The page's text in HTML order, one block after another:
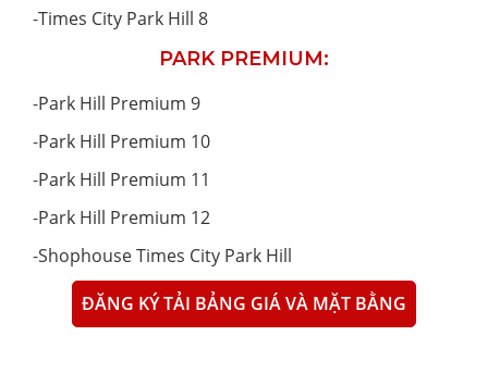
-Times City Park Hill 8
PARK PREMIUM:
-Park Hill Premium 9
-Park Hill Premium 10
-Park Hill Premium 11
-Park Hill Premium 12
-Shophouse Times City Park Hill
ĐĂNG KÝ TẢI BẢNG GIÁ VÀ MẶT BẰNG